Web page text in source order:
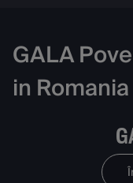
GALA
in Romania